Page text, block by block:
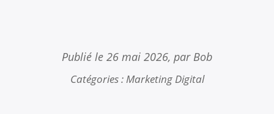
Publié le 26 mai 2026, par Bob
Catégories :Marketing Digital